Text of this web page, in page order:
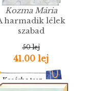
Kozma Mária
harmadik lélek
szabad
50 lej
41.00 lej
Kosárba tesz